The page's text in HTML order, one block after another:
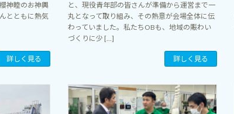
神睦のお神輿
とともに熱気
詳しく見る
と、現役青年部の皆さんが準備から運営まで一
丸となって取り組み、その熱意が会場全体に伝
わっていました。私たちOBも、地域の賑わい
づくりに少 […]
詳しく見る